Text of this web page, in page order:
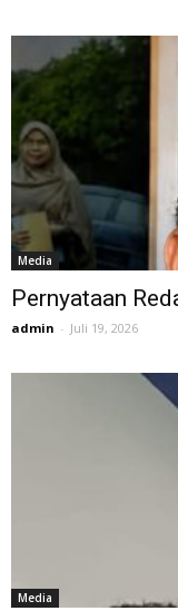
Media
Pernyataan
admin - Juli 19, 2026
Media